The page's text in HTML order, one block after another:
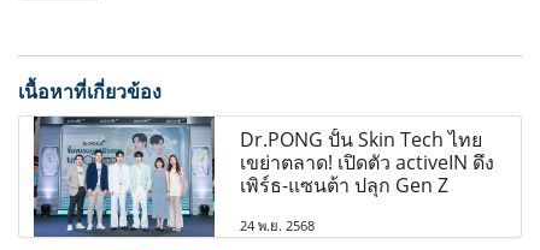
เนื้อหาที่เกี่ยวข้อง
Dr.PONG ปั้น Skin Tech ไทย
เขย่าตลาด! เปิดตัว activeIN ดึง
เพิร์ธ-แซนต้า ปลุก Gen Z
24 พ.ย. 2568